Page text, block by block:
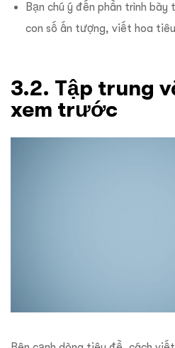
Bạn chú ý đến phần trình
con số ấn tượng, viết hoa
3.2. Tập trung
xem trước